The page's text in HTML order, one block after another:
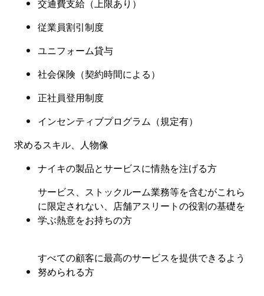
交通費支給（上限あり）
従業員割引制度
ユニフォーム貸与
社会保険（契約時間による）
正社員登用制度
インセンティブプログラム（規定有）
求めるスキル、人物像
ナイキの製品とサービスに情熱を注げる方
サービス、ストックルーム業務等を含むがこれら
に限定されない、店舗アスリートの役割の基礎を
学ぶ熱意をお持ちの方
すべての顧客に最高のサービスを提供できるよう
努められる方